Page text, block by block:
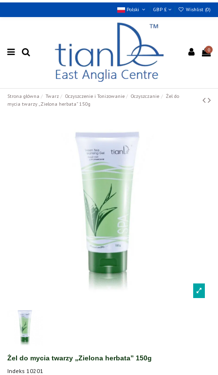
Polski GBP £ Wishlist (0)
0
Strona główna Twarz Oczyszczenie i Tonizowanie Oczyszczanie
Żel do
mycia twarzy „Zielona herbata” 150g
Żel do mycia twarzy „Zielona herbata” 150g
Indeks 10201